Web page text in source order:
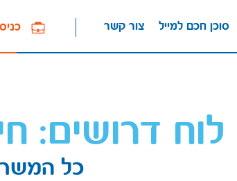
כניסה למעסיקים צור קשר סוכן חכם למייל
לוח דרושים:
כל